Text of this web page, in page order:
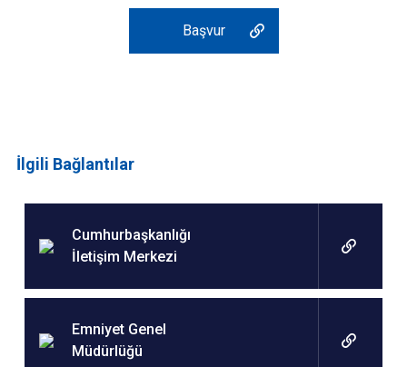
Başvur
İlgili Bağlantılar
Cumhurbaşkanlığı
İletişim Merkezi
Emniyet Genel
Müdürlüğü